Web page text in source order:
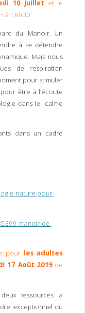
MP
ER
10 Juillet et le
à 16h30
du Manoir. Un
à se détendre
Mais nous
de respiration
pour stimuler
être à l’écoute
dans le calme
dans un cadre
nature-pour-
manoir-de-
pour les adultes
17 Août 2019 de
ressources la
exceptionnel du